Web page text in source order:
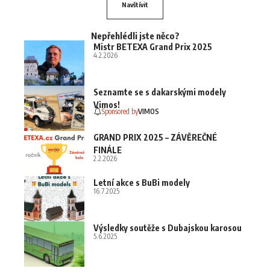
Navštívit
Nepřehlédli jste něco?
Mistr BETEXA Grand Prix 2025
4.2.2026
Seznamte se s dakarskými modely
Vimos!
Sponsored byVIMOS
GRAND PRIX 2025 – ZÁVĚREČNÉ
FINÁLE
2.2.2026
Letní akce s BuBi modely
16.7.2025
Výsledky soutěže s Dubajskou karosou
5.6.2025